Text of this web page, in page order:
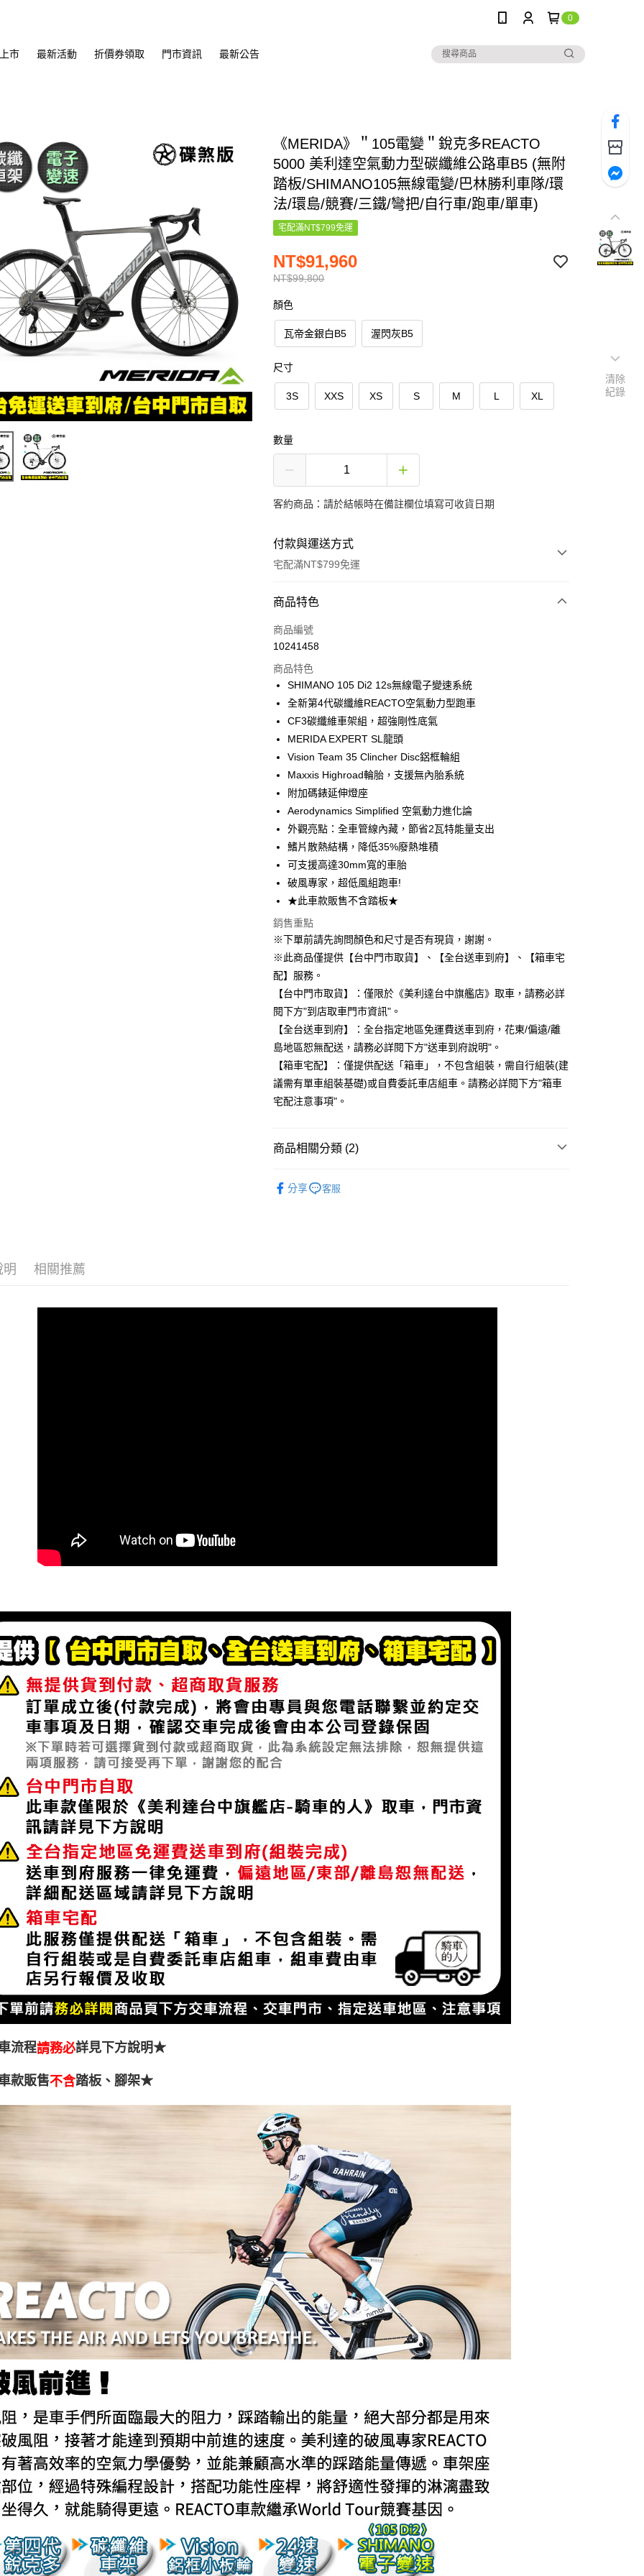
0
市 最新活動 折價券領取 門市資訊 最新公告
《MERIDA》＂105電變＂銳克多REACTO
5000 美利達空氣動力型碳纖維公路車B5 (無附
踏板/SHIMANO105無線電變/巴林勝利車隊/環
法/環島/競賽/三鐵/彎把/自行車/跑車/單車)
宅配滿NT$799免運
NT$99,800
NT$91,960
顏色
瓦帝金銀白B5 渥閃灰B5
尺寸
3S XXS XS S M L XL
數量
客約商品：請於結帳時在備註欄位填寫可收貨日期
付款與運送方式
宅配滿NT$799免運
付款方式
信用卡一次付款
NT$30,653
合作金庫商業銀行
第一商業銀行
華南商業銀行
彰化商業銀行
國泰世華商業銀行
臺灣中小企業銀行
台中商業銀行
匯豐（台灣）商業銀行
華泰商業銀行
聯邦商業銀行
元大商業銀行
永豐商業銀行
台新國際商業銀行
中國信託商業銀行
台灣樂天信用卡公司
6 期 0 利率 每期NT$15,326
合作金庫商業銀行
第一商業銀行
華南商業銀行
上海商業儲蓄銀行
台北富邦商業銀行
臺灣中小企業銀行
台中商業銀行
匯豐（台灣）商業銀行
聯邦商業銀行
遠東國際商業銀行
元大商業銀行
永豐商業銀行
玉山商業銀行
星展（台灣）商業銀行
台灣樂天信用卡公司
LINE Pay
Apple Pay
街口支付
悠遊付
Google Pay
ATM付款
運送方式
宅配
每筆NT$85，滿NT$799(含以上)免運費
付款後門市自取
每筆NT$85，滿NT$799(含以上)免運費
商品特色
商品編號
10241458
商品特色
SHIMANO 105 Di2 12s無線電子變速系統
全新第4代碳纖維REACTO空氣動力型跑車
CF3碳纖維車架組，超強剛性底氣
MERIDA EXPERT SL龍頭
Vision Team 35 Clincher Disc鋁框輪組
Maxxis Highroad輪胎，支援無內胎系統
附加碼錶延伸燈座
Aerodynamics Simplified 空氣動力進化論
外觀亮點：全車管線內藏，節省2瓦特能量支出
鰭片散熱結構，降低35%廢熱堆積
可支援高達30mm寬的車胎
破風專家，超低風組跑車!
★此車款販售不含踏板★
銷售重點
※下單前請先詢問顏色和尺寸是否有現貨，謝謝。
※此商品僅提供【台中門市取貨】、【全台送車到府】、【箱車宅
配】服務。
【台中門市取貨】：僅限於《美利達台中旗艦店》取車，請務必詳
閱下方"到店取車門市資訊"。
【全台送車到府】：全台指定地區免運費送車到府，花東/偏遠/離
島地區恕無配送，請務必詳閱下方"送車到府說明"。
【箱車宅配】：僅提供配送「箱車」，不包含組裝，需自行組裝(建
議需有單車組裝基礎)或自費委託車店組車。請務必詳閱下方"箱車
宅配注意事項"。
商品相關分類 (2)
分享 客服
明 相關推薦
流程請務必詳見下方說明★
款販售不含踏板、腳架★
清除
紀錄